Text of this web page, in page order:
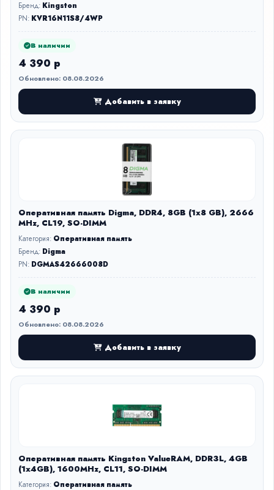
Бренд: Kingston
PN: KVR16N11S8/4WP
В наличии
4 390 р
Обновлено: 08.08.2026
Добавить в заявку
Оперативная память Digma, DDR4, 8GB (1x8 GB), 2666
MHz, CL19, SO-DIMM
Категория: Оперативная память
Бренд: Digma
PN: DGMAS42666008D
В наличии
4 390 р
Обновлено: 08.08.2026
Добавить в заявку
Оперативная память Kingston ValueRAM, DDR3L, 4GB
(1x4GB), 1600MHz, CL11, SO-DIMM
Категория: Оперативная память